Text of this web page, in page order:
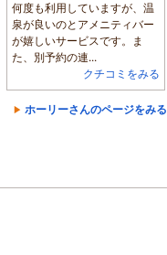
何度も利用していますが、温
泉が良いのとアメニティバー
が嬉しいサービスです。ま
た、別予約の連...
クチコミをみる
ホーリーさんのページをみる